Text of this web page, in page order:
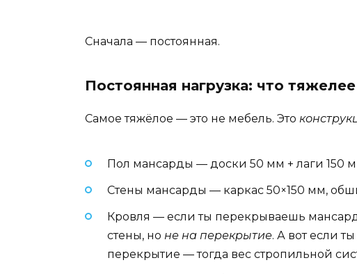
Сначала — постоянная.
Постоянная нагрузка: что тяжелее
Самое тяжёлое — это не мебель. Это
Пол мансарды — доски 50 мм + лаги 150
Стены мансарды — каркас 50×150 мм,
Кровля — если ты перекрываешь
стены, но не на перекрытие. А вот если
перекрытие — тогда вес стропильной